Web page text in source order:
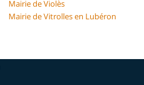
Mairie de Violès
Mairie de Vitrolles en Lubéron